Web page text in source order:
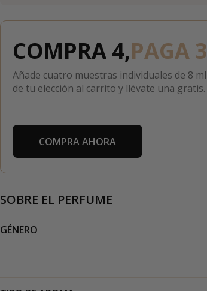
COMPRA 4,PAGA 3
Añade cuatro muestras individuales de 8 ml
de tu elección al carrito y llévate una gratis.
COMPRA AHORA
SOBRE EL PERFUME
GÉNERO